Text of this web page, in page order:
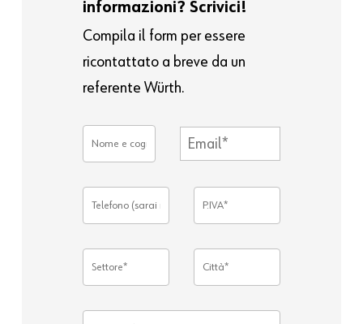
informazioni? Scrivici!
Compila il form per essere
ricontattato a breve da un
referente Würth.